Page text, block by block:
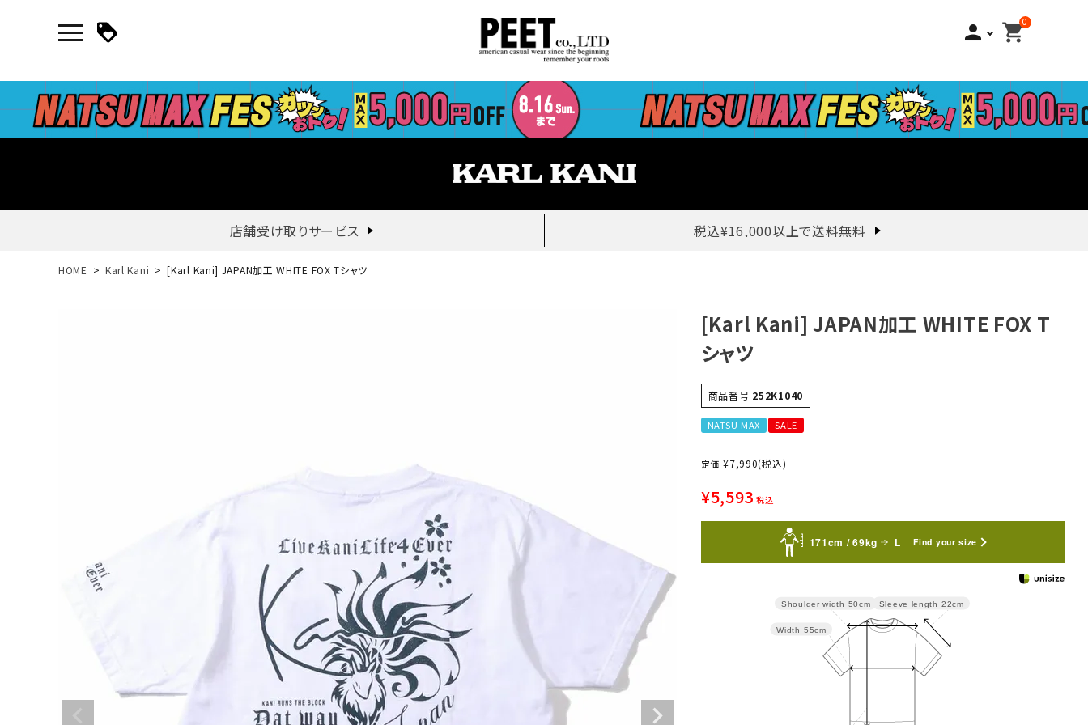
person 0
shopping_cart
店舗受け取りサービス 税込¥16,000以上で送料無料
新規会員登録｜ログイン
HOME Karl Kani [Karl Kani] JAPAN加工 WHITE FOX Tシャツ
[Karl Kani] JAPAN加工 WHITE FOX T
シャツ
商品番号 252K1040
NATSU MAX SALE
定価 ¥7,990(税込)
¥5,593 税込
171cm / 69kg L Find your size
Sleeve length 22cm
Width 55cm
Shoulder width 50cm